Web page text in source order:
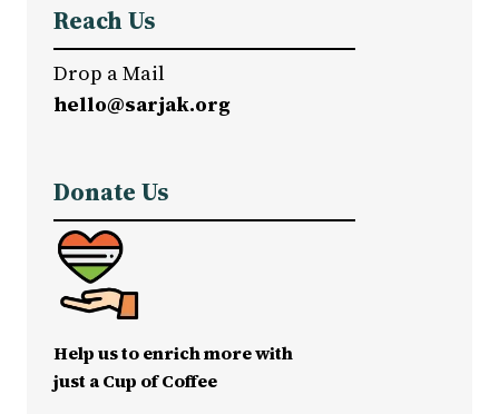
Reach Us
Drop a Mail
hello@sarjak.org
Donate Us
Help us to enrich more with
just a Cup of Coffee